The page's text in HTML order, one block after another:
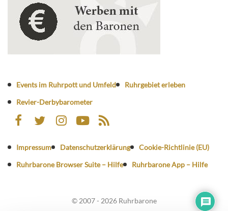
Events im Ruhrpott und Umfeld
Ruhrgebiet erleben
Revier-Derbybarometer
Impressum Datenschutzerklärung
Cookie-Richtlinie (EU)
Ruhrbarone Browser Suite – Hilfe
Ruhrbarone App – Hilfe
© 2007 - 2026 Ruhrbarone